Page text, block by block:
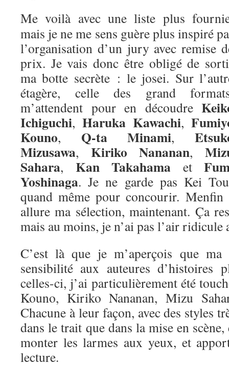
Me voilà avec une liste plus
mais je ne me sens guère plus inspiré
l’organisation d’un jury avec remise
prix. Je vais donc être obligé de
ma botte secrète : le josei. Sur
étagère, celle des grand
m’attendent pour en découdre
Ichiguchi, Haruka Kawachi,
Kouno, Q-ta Minami,
Mizusawa, Kiriko Nananan,
Sahara, Kan Takahama et
Yoshinaga. Je ne garde pas Kei
quand même pour concourir.
allure ma sélection, maintenant. Ça
mais au moins, je n’ai pas l’air ridicule
C’est là que je m’aperçois que
sensibilité aux auteures d’histoires
celles-ci, j’ai particulièrement été
Kouno, Kiriko Nananan, Mizu
Chacune à leur façon, avec des styles
dans le trait que dans la mise en
monter les larmes aux yeux, et
lecture.